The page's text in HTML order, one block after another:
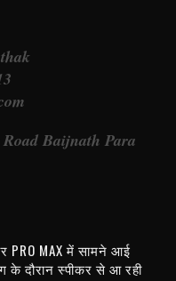
Baijnath Para
PRO MAX में सामने आई
के दौरान स्पीकर से आ रही